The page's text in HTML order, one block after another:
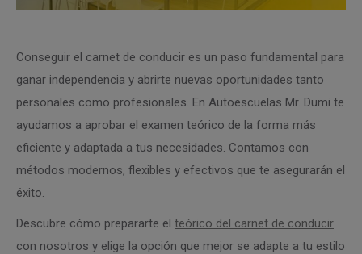
Conseguir el carnet de conducir es un paso fundamental para
ganar independencia y abrirte nuevas oportunidades tanto
personales como profesionales. En Autoescuelas Mr. Dumi te
ayudamos a aprobar el examen teórico de la forma más
eficiente y adaptada a tus necesidades. Contamos con
métodos modernos, flexibles y efectivos que te asegurarán el
éxito.
Descubre cómo prepararte el teórico del carnet de conducir
con nosotros y elige la opción que mejor se adapte a tu estilo